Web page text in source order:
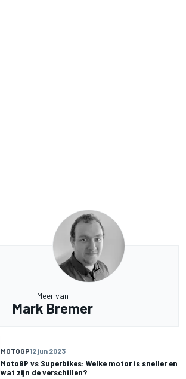
Meer van
Mark Bremer
MOTOGP12 jun 2023
MotoGP vs Superbikes: Welke motor is sneller en
wat zijn de verschillen?